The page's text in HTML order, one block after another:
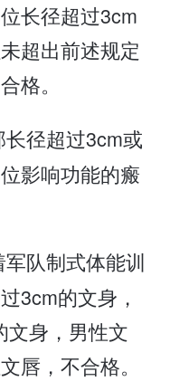
长径超过3cm
超出前述规定
格。
径超过3cm或
影响功能的瘢
队制式体能训
3cm的文身，
文身，男性文
唇，不合格。